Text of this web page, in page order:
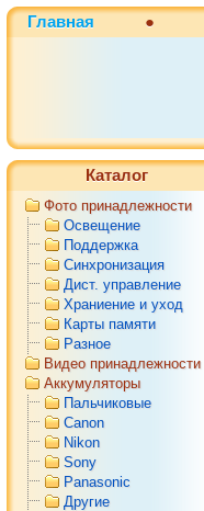
Главная ●
Каталог
Фото принадлежности
Освещение
Поддержка
Синхронизация
Дист. управление
Храниение и уход
Карты памяти
Разное
Видео принадлежности
Аккумуляторы
Пальчиковые
Canon
Nikon
Sony
Panasonic
Другие